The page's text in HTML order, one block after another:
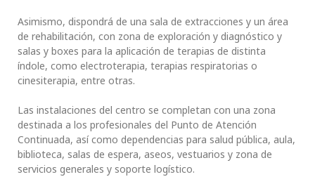
Asimismo, dispondrá de una sala de extracciones y un área
de rehabilitación, con zona de exploración y diagnóstico y
salas y boxes para la aplicación de terapias de distinta
índole, como electroterapia, terapias respiratorias o
cinesiterapia, entre otras.
Las instalaciones del centro se completan con una zona
destinada a los profesionales del Punto de Atención
Continuada, así como dependencias para salud pública, aula,
biblioteca, salas de espera, aseos, vestuarios y zona de
servicios generales y soporte logístico.